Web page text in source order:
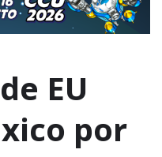
EU
por